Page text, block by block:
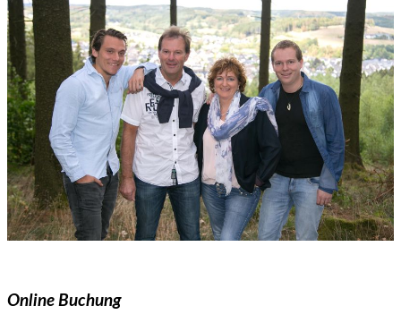
Online Buchung